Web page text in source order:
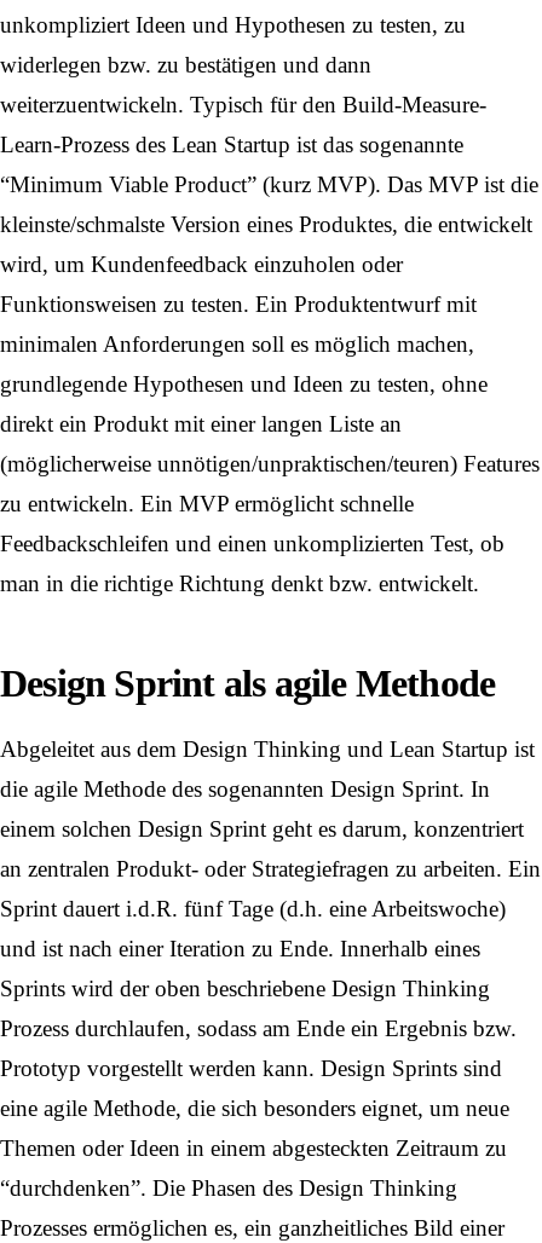
unkompliziert Ideen und Hypothesen zu testen, zu
widerlegen bzw. zu bestätigen und dann
weiterzuentwickeln. Typisch für den Build-Measure-
Learn-Prozess des Lean Startup ist das sogenannte
“Minimum Viable Product” (kurz MVP). Das MVP ist die
kleinste/schmalste Version eines Produktes, die entwickelt
wird, um Kundenfeedback einzuholen oder
Funktionsweisen zu testen. Ein Produktentwurf mit
minimalen Anforderungen soll es möglich machen,
grundlegende Hypothesen und Ideen zu testen, ohne
direkt ein Produkt mit einer langen Liste an
(möglicherweise unnötigen/unpraktischen/teuren) Features
zu entwickeln. Ein MVP ermöglicht schnelle
Feedbackschleifen und einen unkomplizierten Test, ob
man in die richtige Richtung denkt bzw. entwickelt.
Design Sprint als agile Methode
Abgeleitet aus dem Design Thinking und Lean Startup ist ​
die agile Methode des sogenannten Design Sprint. In
einem solchen Design Sprint geht es darum, konzentriert
an zentralen Produkt- oder Strategiefragen zu arbeiten. Ein
Sprint dauert i.d.R. fünf Tage (d.h. eine Arbeitswoche)
und ist nach einer Iteration zu Ende. Innerhalb eines
Sprints wird der oben beschriebene Design Thinking
Prozess durchlaufen, sodass am Ende ein Ergebnis bzw.
Prototyp vorgestellt werden kann. Design Sprints sind
eine agile Methode, die sich besonders eignet, um neue
Themen oder Ideen in einem abgesteckten Zeitraum zu
“durchdenken”. Die Phasen des Design Thinking
Prozesses ermöglichen es, ein ganzheitliches Bild einer